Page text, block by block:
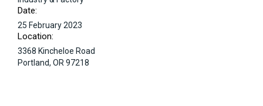
Date:
25 February 2023
Location:
3368 Kincheloe Road
Portland, OR 97218